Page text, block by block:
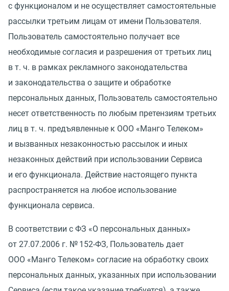
с функционалом и не осуществляет самостоятельные
рассылки третьим лицам от имени Пользователя.
Пользователь самостоятельно получает все
необходимые согласия и разрешения от третьих лиц
в т. ч. в рамках рекламного законодательства
и законодательства о защите и обработке
персональных данных, Пользователь самостоятельно
несет ответственность по любым претензиям третьих
лиц в т. ч. предъявленные к ООО «Манго Телеком»
и вызванных незаконностью рассылок и иных
незаконных действий при использовании Сервиса
и его функционала. Действие настоящего пункта
распространяется на любое использование
функционала сервиса.
В соответствии с ФЗ «О персональных данных»
от 27.07.2006 г. № 152-ФЗ, Пользователь дает
ООО «Манго Телеком» согласие на обработку своих
персональных данных, указанных при использовании